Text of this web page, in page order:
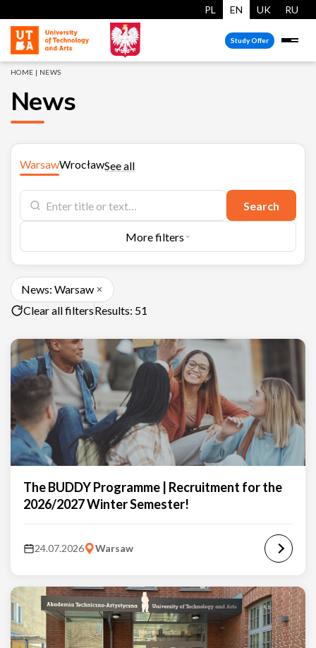
PL EN UK RU
Study Offer
HOME | NEWS
News
WarsawWrocławSee all
Search
More filters
News: Warsaw
Clear all filtersResults: 51
The BUDDY Programme | Recruitment for the
2026/2027 Winter Semester!
24.07.2026 Warsaw